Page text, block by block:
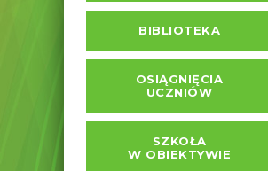
BIBLIOTEKA
OSIĄGNIĘCIA
UCZNIÓW
SZKOŁA
W OBIEKTYWIE